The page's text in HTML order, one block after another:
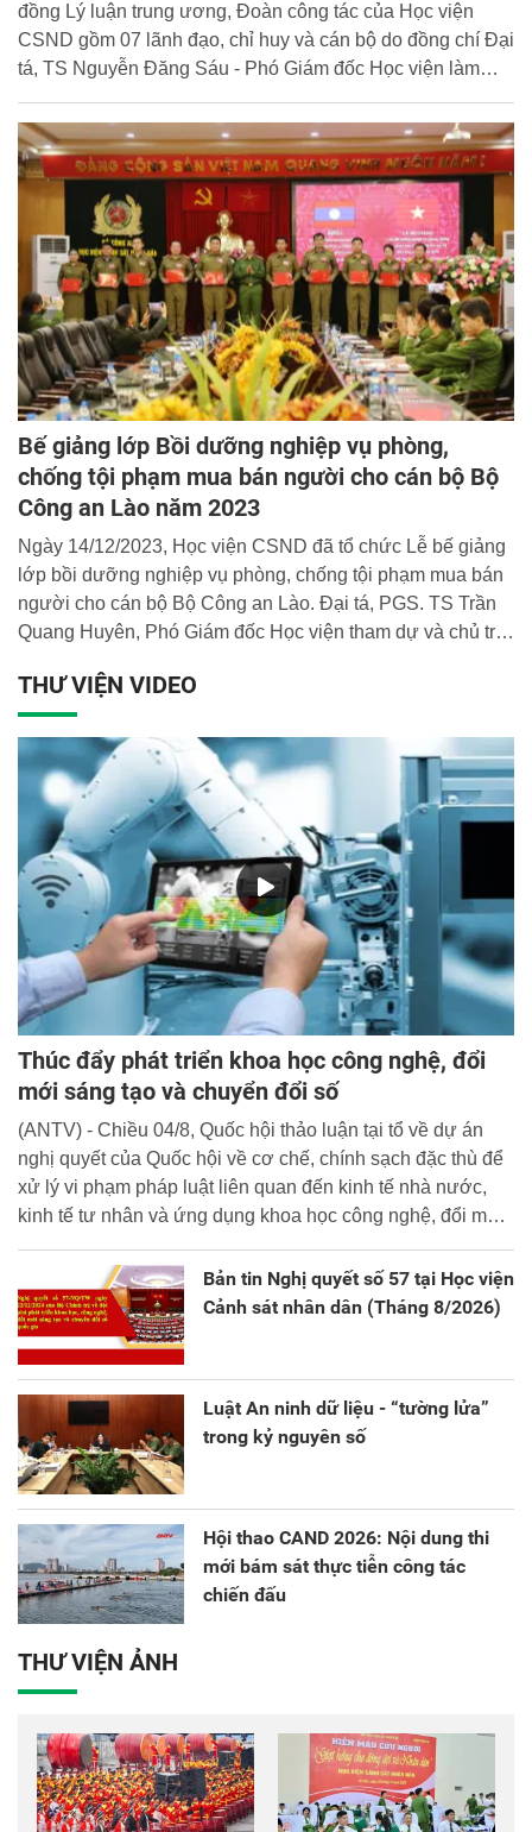
đồng Lý luận trung ương, Đoàn công tác của Học viện
CSND gồm 07 lãnh đạo, chỉ huy và cán bộ do đồng chí Đại
tá, TS Nguyễn Đăng Sáu - Phó Giám đốc Học viện làm
tại Pháp, Bỉ trong thời gian từ ngày 05/12/2023 -
13/12/2023.
Bế giảng lớp Bồi dưỡng nghiệp vụ phòng,
chống tội phạm mua bán người cho cán bộ Bộ
Công an Lào năm 2023
Ngày 14/12/2023, Học viện CSND đã tổ chức Lễ bế giảng
lớp bồi dưỡng nghiệp vụ phòng, chống tội phạm mua bán
người cho cán bộ Bộ Công an Lào. Đại tá, PGS. TS Trần
Quang Huyên, Phó Giám đốc Học viện tham dự và chủ trì
THƯ VIỆN VIDEO
Thúc đẩy phát triển khoa học công nghệ, đổi
mới sáng tạo và chuyển đổi số
(ANTV) - Chiều 04/8, Quốc hội thảo luận tại tổ về dự án
nghị quyết của Quốc hội về cơ chế, chính sạch đặc thù để
xử lý vi phạm pháp luật liên quan đến kinh tế nhà nước,
kinh tế tư nhân và ứng dụng khoa học công nghệ, đổi mới
Bản tin Nghị quyết số 57 tại Học viện
Cảnh sát nhân dân (Tháng 8/2026)
Luật An ninh dữ liệu - “tường lửa”
trong kỷ nguyên số
Hội thao CAND 2026: Nội dung thi
mới bám sát thực tiễn công tác
chiến đấu
THƯ VIỆN ẢNH